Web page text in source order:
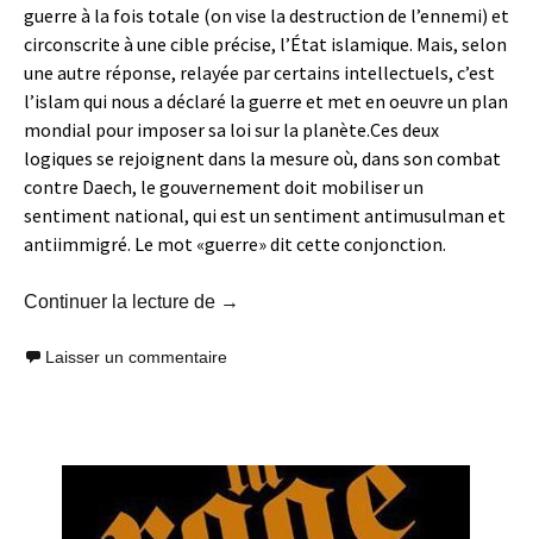
guerre à la fois totale (on vise la destruction de l’ennemi) et
circonscrite à une cible précise, l’État islamique. Mais, selon
une autre réponse, relayée par certains intellectuels, c’est
l’islam qui nous a déclaré la guerre et met en oeuvre un plan
mondial pour imposer sa loi sur la planète.Ces deux
logiques se rejoignent dans la mesure où, dans son combat
contre Daech, le gouvernement doit mobiliser un
sentiment national, qui est un sentiment antimusulman et
antiimmigré. Le mot «guerre» dit cette conjonction.
Continuer la lecture de Comment sortir de la haine : grand
→
Laisser un commentaire